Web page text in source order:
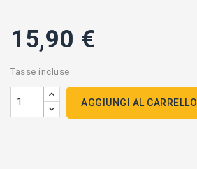
15,90 €
Tasse incluse
AGGIUNGI AL CARRELLO